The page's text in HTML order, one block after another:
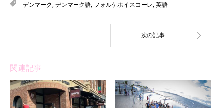
デンマーク, デンマーク語, フォルケホイスコーレ, 英語
関連記事